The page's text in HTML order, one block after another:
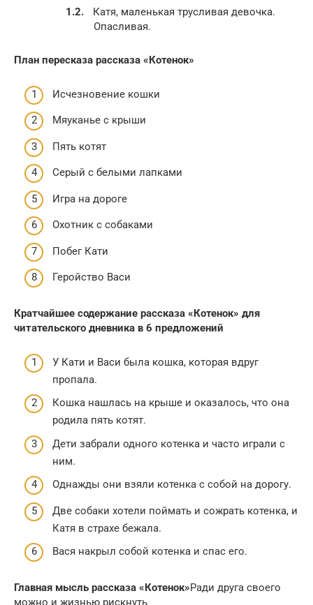
Катя, маленькая трусливая девочка.
Опасливая.
План пересказа рассказа «Котенок»
Исчезновение кошки
Мяуканье с крыши
Пять котят
Серый с белыми лапками
Игра на дороге
Охотник с собаками
Побег Кати
Геройство Васи
Кратчайшее содержание рассказа «Котенок» для
читательского дневника в 6 предложений
У Кати и Васи была кошка, которая вдруг
пропала.
Кошка нашлась на крыше и оказалось, что она
родила пять котят.
Дети забрали одного котенка и часто играли с
ним.
Однажды они взяли котенка с собой на дорогу.
Две собаки хотели поймать и сожрать котенка, и
Катя в страхе бежала.
Вася накрыл собой котенка и спас его.
Главная мысль рассказа «Котенок»Ради друга своего
можно и жизнью рискнуть